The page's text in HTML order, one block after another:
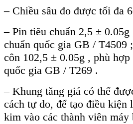
– Chiều sâu đo được tối đa
– Pin tiêu chuẩn 2,5 ±
chuẩn quốc gia GB / T4509
côn 102,5 ± 0.05g , phù
quốc gia GB / T269 .
– Khung tăng giá có thể
cách tự do, để tạo điều kiện
kim vào các thành viên máy